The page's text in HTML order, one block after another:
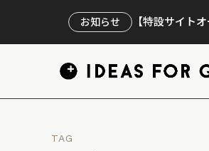
お知らせ 【特設サイト
TAG